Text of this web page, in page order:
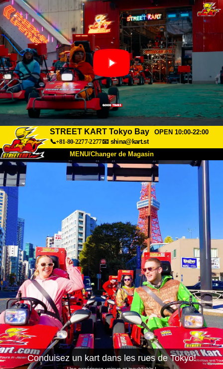
STREET KART Tokyo Bay
OPEN 10:00-22:00
📞+81-80-2277-2277📧 shina@kart.st
MENU/Changer de Magasin
ACCUEIL
Entreprise Réservation
Changer de Magasin
Tokyo Shinagawa Tokyo Akihabara#1
Tokyo Akihabara#2 Tokyo Shibuya
Tokyo Shibuya Annexe Baie de Tokyo
Tokyo Asakusa Osaka
Okinawa
Conduisez un kart dans les rues de Tokyo!